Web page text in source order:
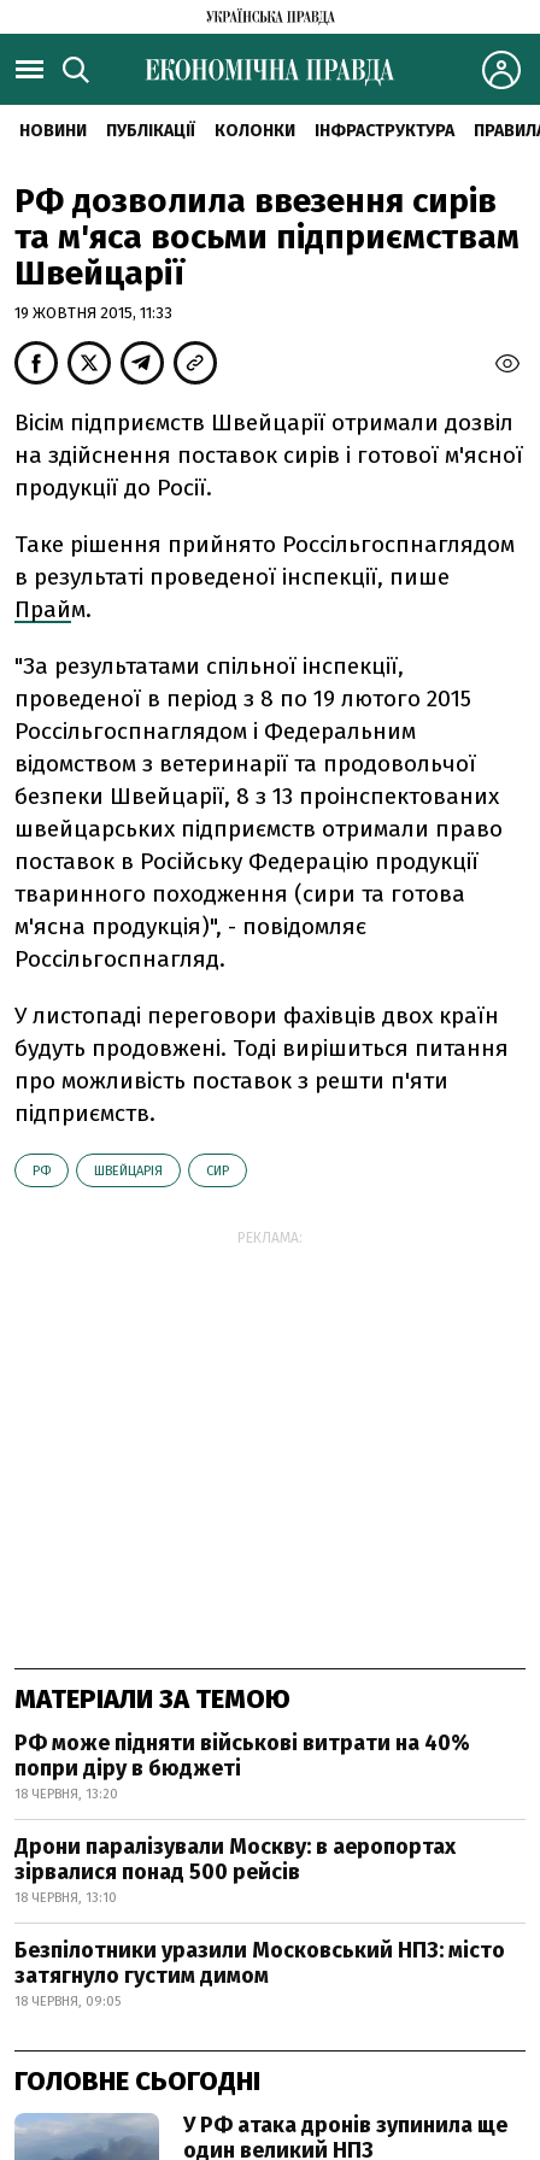
НОВИНИ ПУБЛІКАЦІЇ КОЛОНКИ ІНФРАСТРУКТУРА
РФ дозволила ввезення сирів
та м'яса восьми підприємствам
Швейцарії
19 ЖОВТНЯ 2015, 11:33
Вісім підприємств Швейцарії отримали дозвіл
на здійснення поставок сирів і готової м'ясної
продукції до Росії.
Таке рішення прийнято Россільгоспнаглядом
в результаті проведеної інспекції, пише
Прайм.
"За результатами спільної інспекції,
проведеної в період з 8 по 19 лютого 2015
Россільгоспнаглядом і Федеральним
відомством з ветеринарії та продовольчої
безпеки Швейцарії, 8 з 13 проінспектованих
швейцарських підприємств отримали право
поставок в Російську Федерацію продукції
тваринного походження (сири та готова
м'ясна продукція)", - повідомляє
Россільгоспнагляд.
У листопаді переговори фахівців двох країн
будуть продовжені. Тоді вирішиться питання
про можливість поставок з решти п'яти
підприємств.
РФ ШВЕЙЦАРІЯ СИР
РЕКЛАМА:
МАТЕРІАЛИ ЗА ТЕМОЮ
РФ може підняти військові витрати на 40%
попри діру в бюджеті
18 ЧЕРВНЯ, 13:20
Дрони паралізували Москву: в аеропортах
зірвалися понад 500 рейсів
18 ЧЕРВНЯ, 13:10
Безпілотники уразили Московський НПЗ: місто
затягнуло густим димом
18 ЧЕРВНЯ, 09:05
ГОЛОВНЕ СЬОГОДНІ
У РФ атака дронів зупинила ще
один великий НПЗ